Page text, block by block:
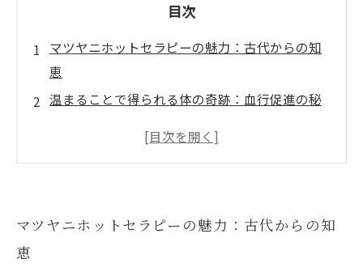
目次
マツヤニホットセラピーの魅力：古代からの知
恵
温まることで得られる体の奇跡：血行促進の秘
心身の疲れを癒すマツヤニの力：あなたの健康
ム
マツヤニホットセラピーの魅力：古代からの知
恵